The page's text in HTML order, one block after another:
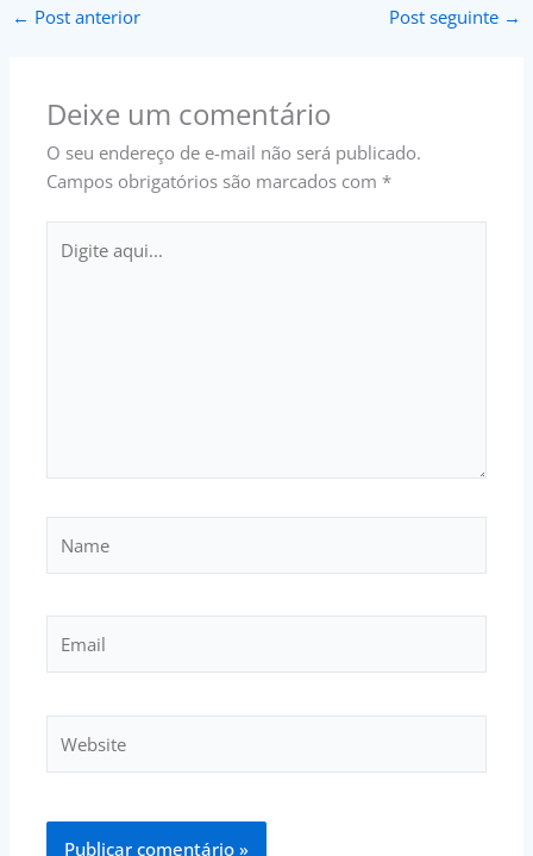
← Post anterior Post seguinte →
Deixe um comentário
O seu endereço de e-mail não será publicado.
Campos obrigatórios são marcados com *
aqui...